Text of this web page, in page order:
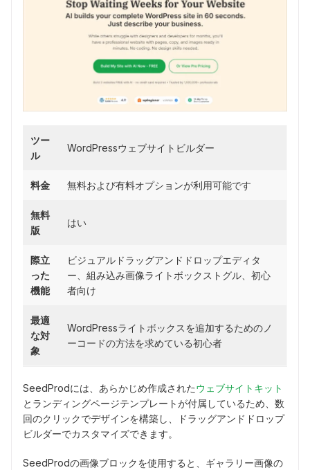
ツー
ル
WordPressウェブサイトビルダー
料金 無料および有料オプションが利用可能です
無料
版
はい
際立
った
機能
ビジュアルドラッグアンドドロップエディタ
ー、組み込み画像ライトボックストグル、初心
者向け
最適
な対
象
WordPressライトボックスを追加するためのノ
ーコードの方法を求めている初心者
SeedProdには、あらかじめ作成されたウェブサイトキット
とランディングページテンプレートが付属しているため、数
回のクリックでデザインを構築し、ドラッグアンドドロップ
ビルダーでカスタマイズできます。
SeedProdの画像ブロックを使用すると、ギャラリー画像の